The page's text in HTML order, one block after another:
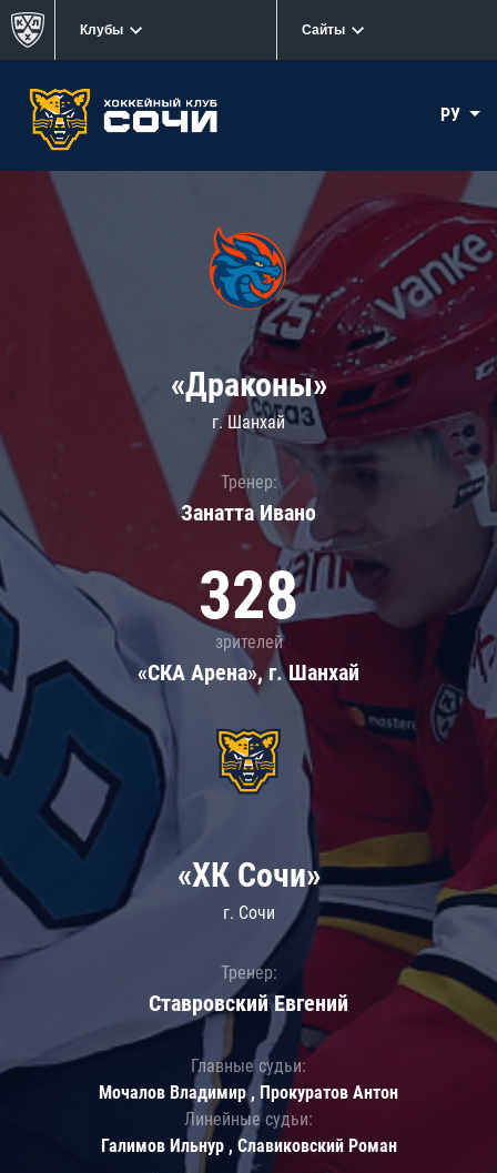
Клубы Сайты
РУ
«Драконы»
г. Шанхай
Тренер:
Занатта Иванo
328
зрителей
«СКА Арена», г. Шанхай
«ХК Сочи»
г. Сочи
Тренер:
Ставровский Евгений
Главные судьи:
Мочалов Владимир , Прокуратов Антон
Линейные судьи:
Галимов Ильнур , Славиковский Роман